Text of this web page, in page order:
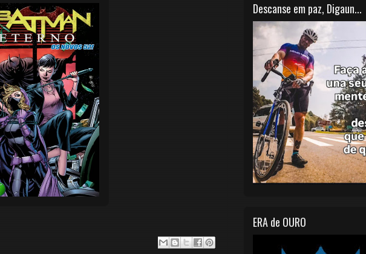
Descanse em paz, Digaun...
ERA de OURO